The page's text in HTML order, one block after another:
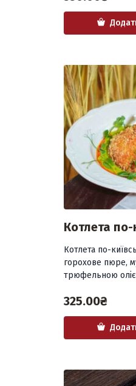
Котлета по-
Котлета по-
горохове пюре,
трюфельною
325.00₴